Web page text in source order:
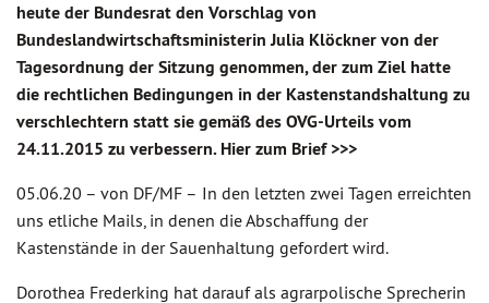
heute der Bundesrat den Vorschlag von
Bundeslandwirtschaftsministerin Julia Klöckner von der
Tagesordnung der Sitzung genommen, der zum Ziel hatte
die rechtlichen Bedingungen in der Kastenstandshaltung zu
verschlechtern statt sie gemäß des OVG-Urteils vom
24.11.2015 zu verbessern. Hier zum Brief >>>
05.06.20 – von DF/MF – In den letzten zwei Tagen erreichten
uns etliche Mails, in denen die Abschaffung der
Kastenstände in der Sauenhaltung gefordert wird.
Dorothea Frederking hat darauf als agrarpolische Sprecherin